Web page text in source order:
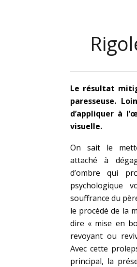
Le résultat
paresseuse.
d’appliquer à
visuelle.
On sait le
attaché à
d’ombre qui
psychologique
souffrance du
le procédé de la
dire « mise en
revoyant ou
Avec cette
principal, la